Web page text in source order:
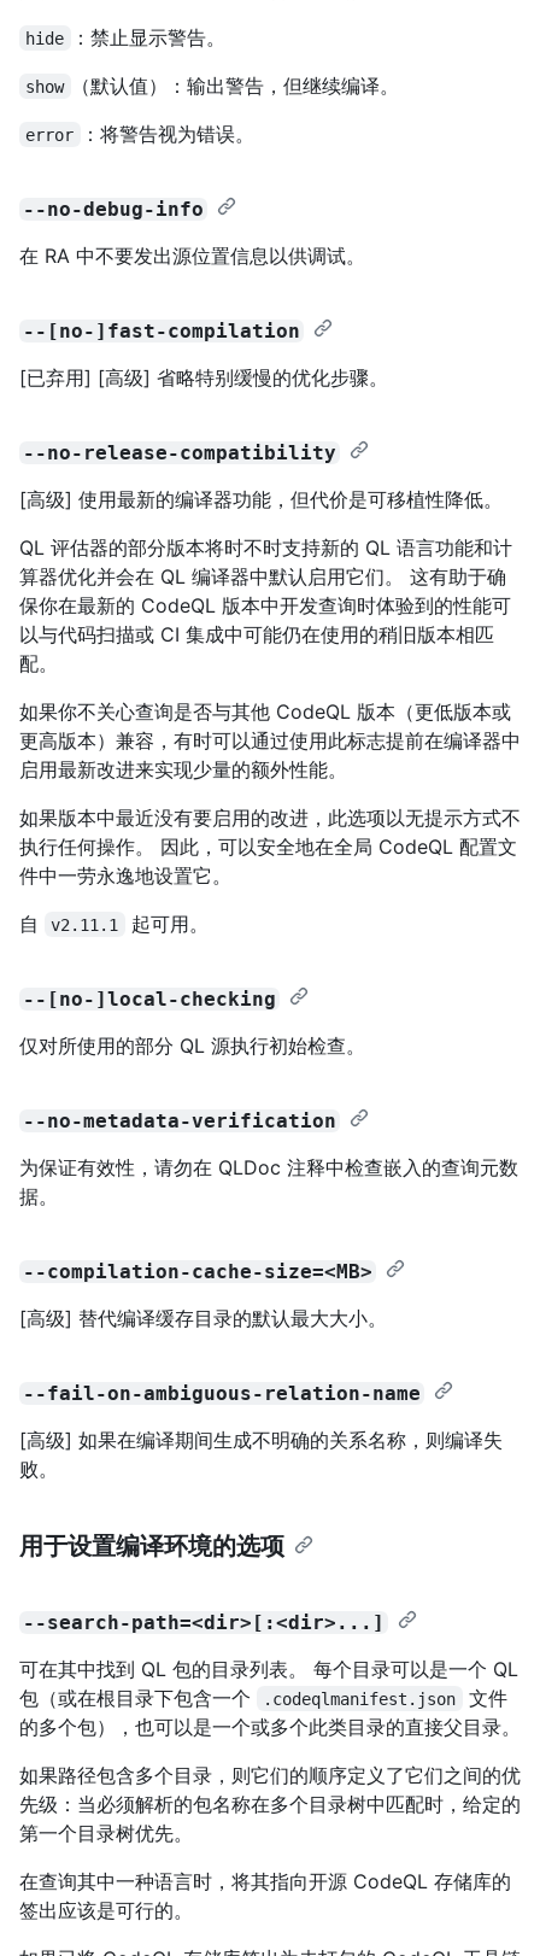
hide ：禁止显示警告。
show （默认值）：输出警告，但继续编译。
error ：将警告视为错误。
--no-debug-info
在 RA 中不要发出源位置信息以供调试。
--[no-]fast-compilation
[已弃用] [高级] 省略特别缓慢的优化步骤。
--no-release-compatibility
[高级] 使用最新的编译器功能，但代价是可移植性降低。
QL 评估器的部分版本将时不时支持新的 QL 语言功能和计
算器优化并会在 QL 编译器中默认启用它们。 这有助于确
保你在最新的 CodeQL 版本中开发查询时体验到的性能可
以与代码扫描或 CI 集成中可能仍在使用的稍旧版本相匹
配。
如果你不关心查询是否与其他 CodeQL 版本（更低版本或
更高版本）兼容，有时可以通过使用此标志提前在编译器中
启用最新改进来实现少量的额外性能。
如果版本中最近没有要启用的改进，此选项以无提示方式不
执行任何操作。 因此，可以安全地在全局 CodeQL 配置文
件中一劳永逸地设置它。
自
v2.11.1 起可用。
--[no-]local-checking
仅对所使用的部分 QL 源执行初始检查。
--no-metadata-verification
为保证有效性，请勿在 QLDoc 注释中检查嵌入的查询元数
据。
--compilation-cache-size=<MB>
[高级] 替代编译缓存目录的默认最大大小。
--fail-on-ambiguous-relation-name
[高级] 如果在编译期间生成不明确的关系名称，则编译失
败。
用于设置编译环境的选项
--search-path=<dir>[:<dir>...]
可在其中找到 QL 包的目录列表。 每个目录可以是一个 QL
包（或在根目录下包含一个
.codeqlmanifest.json
文件
的多个包），也可以是一个或多个此类目录的直接父目录。
如果路径包含多个目录，则它们的顺序定义了它们之间的优
先级：当必须解析的包名称在多个目录树中匹配时，给定的
第一个目录树优先。
在查询其中一种语言时，将其指向开源 CodeQL 存储库的
签出应该是可行的。